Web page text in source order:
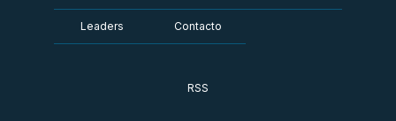
Leaders Contacto
RSS